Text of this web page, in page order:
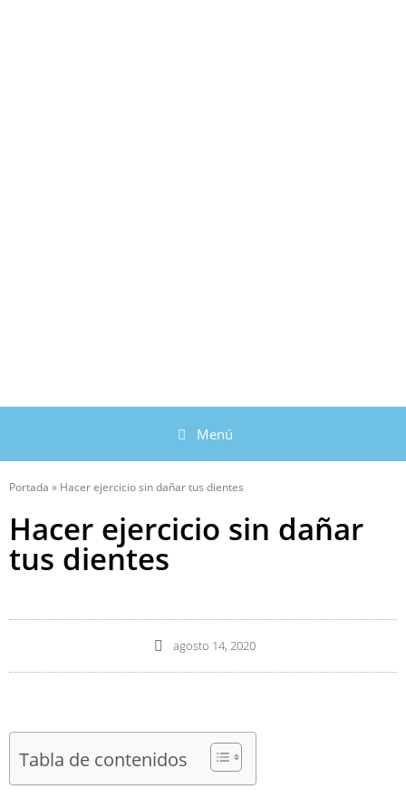
Menú
Portada » Hacer ejercicio sin dañar tus dientes
Hacer ejercicio sin dañar
tus dientes
agosto 14, 2020
Tabla de contenidos